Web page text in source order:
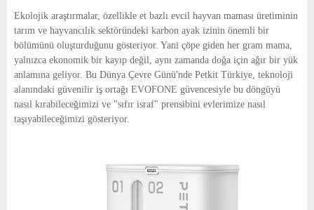
E
N
U
Ekolojik araştırmalar, özellikle et bazlı evcil hayvan maması üretiminin
tarım ve hayvancılık sektöründeki karbon ayak izinin önemli bir
bölümünü oluşturduğunu gösteriyor. Yani çöpe giden her gram mama,
yalnızca ekonomik bir kayıp değil, aynı zamanda doğa için ağır bir yük
anlamına geliyor. Bu Dünya Çevre Günü'nde Petkit Türkiye, teknoloji
alanındaki güvenilir iş ortağı EVOFONE güvencesiyle bu döngüyü
nasıl kırabileceğimizi ve "sıfır israf" prensibini evlerimize nasıl
taşıyabileceğimizi gösteriyor.